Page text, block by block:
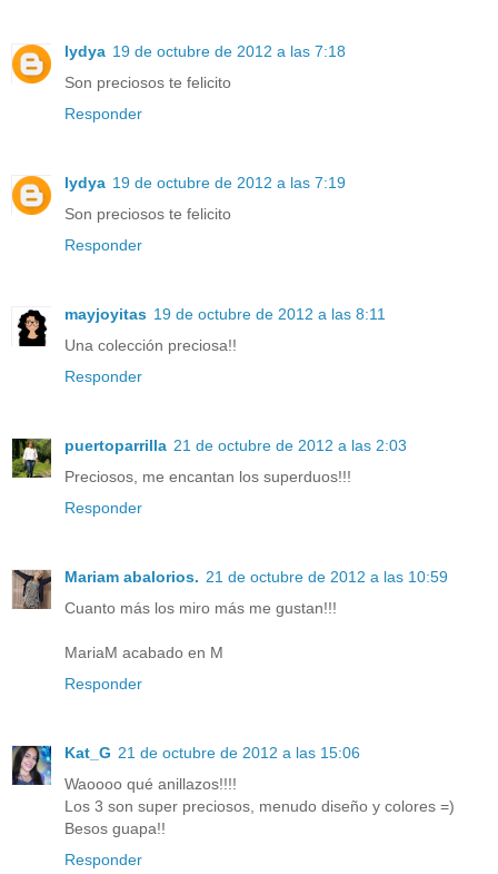
lydya 19 de octubre de 2012 a las 7:18
Son preciosos te felicito
Responder
lydya 19 de octubre de 2012 a las 7:19
Son preciosos te felicito
Responder
mayjoyitas 19 de octubre de 2012 a las 8:11
Una colección preciosa!!
Responder
puertoparrilla 21 de octubre de 2012 a las 2:03
Preciosos, me encantan los superduos!!!
Responder
Mariam abalorios. 21 de octubre de 2012 a las 10:59
Cuanto más los miro más me gustan!!!
MariaM acabado en M
Responder
Kat_G 21 de octubre de 2012 a las 15:06
Waoooo qué anillazos!!!!
Los 3 son super preciosos, menudo diseño y colores =)
Besos guapa!!
Responder